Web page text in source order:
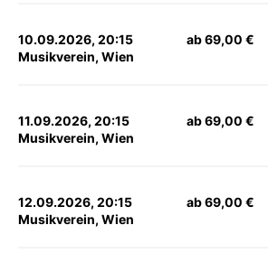
10.09.2026, 20:15
Musikverein, Wien
ab 69,00 €
11.09.2026, 20:15
Musikverein, Wien
ab 69,00 €
12.09.2026, 20:15
Musikverein, Wien
ab 69,00 €